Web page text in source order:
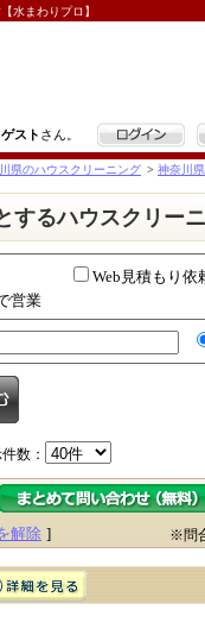
水まわりプロ】
ゲスト さん。 ログイン
県のハウスクリーニング > 神奈川
するハウスクリー
Web見積もり依
営業
数：
解除 ] ※問